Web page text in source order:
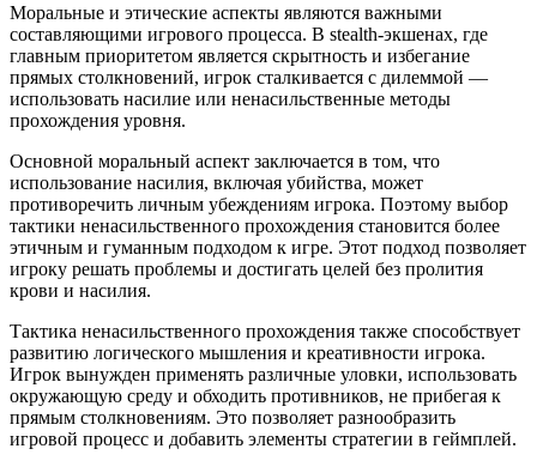
Моральные и этические аспекты являются важными
составляющими игрового процесса. В stealth-экшенах, где
главным приоритетом является скрытность и избегание
прямых столкновений, игрок сталкивается с дилеммой —
использовать насилие или ненасильственные методы
прохождения уровня.
Основной моральный аспект заключается в том, что
использование насилия, включая убийства, может
противоречить личным убеждениям игрока. Поэтому выбор
тактики ненасильственного прохождения становится более
этичным и гуманным подходом к игре. Этот подход позволяет
игроку решать проблемы и достигать целей без пролития
крови и насилия.
Тактика ненасильственного прохождения также способствует
развитию логического мышления и креативности игрока.
Игрок вынужден применять различные уловки, использовать
окружающую среду и обходить противников, не прибегая к
прямым столкновениям. Это позволяет разнообразить
игровой процесс и добавить элементы стратегии в геймплей.